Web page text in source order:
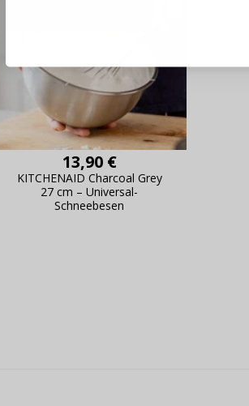
13,90 €
KITCHENAID Charcoal Grey
27 cm – Universal-
Schneebesen
Live-Überblick über Änderungen an der
Bestellung,